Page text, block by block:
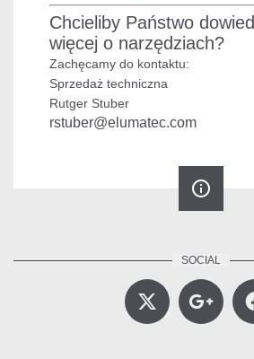
Chcieliby Państwo
więcej o narzędziach?
Zachęcamy do kontaktu:
Sprzedaż techniczna
Rutger Stuber
rstuber@elumatec.com
info_outline